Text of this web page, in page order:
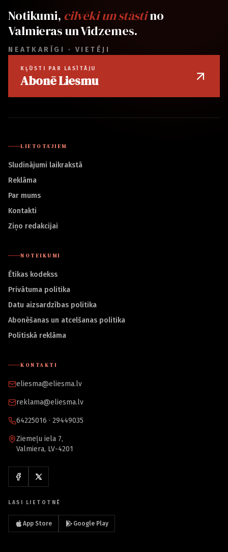
Notikumi, cilvēki un stāstino
Valmieras un Vidzemes.
NEATKARĪGI · VIETĒJI
KĻŪSTI PAR LASĪTĀJU
Abonē Liesmu
LIETOTĀJIEM
Sludinājumi laikrakstā
Reklāma
Par mums
Kontakti
Ziņo redakcijai
NOTEIKUMI
Ētikas kodekss
Privātuma politika
Datu aizsardzības politika
Abonēšanas un atcelšanas politika
Politiskā reklāma
KONTAKTI
eliesma@eliesma.lv
reklama@eliesma.lv
64225016 · 29449035
Ziemeļu iela 7,
Valmiera, LV-4201
LASI LIETOTNĒ
App Store Google Play